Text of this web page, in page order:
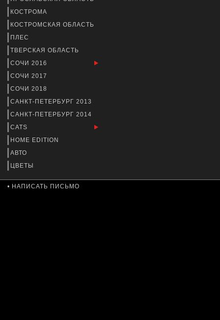
КОСТРОМА
КОСТРОМСКАЯ ОБЛАСТЬ
ПЛЕС
ТВЕРСКАЯ ОБЛАСТЬ
СОЧИ 2016
СОЧИ 2017
СОЧИ 2018
САНКТ-ПЕТЕРБУРГ 2013
САНКТ-ПЕТЕРБУРГ 2014
CATS
HOME EDITION
АВТО
ЦВЕТЫ
• НАПИСАТЬ ПИСЬМО